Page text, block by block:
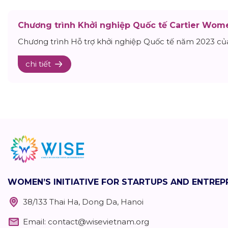
Chương trình Khởi nghiệp Quốc tế Cartier
Chương trình Hỗ trợ khởi nghiệp Quốc tế năm 2023
chi tiết
WOMEN’S INITIATIVE FOR STARTUPS AND
38/133 Thai Ha, Dong Da, Hanoi
Email: contact@wisevietnam.org